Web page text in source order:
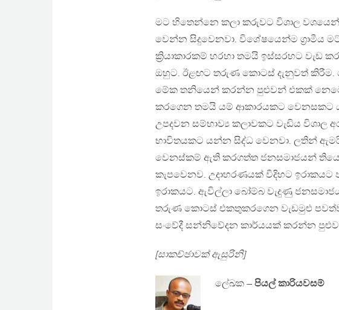
මට හිතෙන්නෙ කලා කරුවට විශාල වශයෙන්
වෙන්න සිදුවෙනවා. විශේෂයෙන්ම ග්‍රාමීය
ක්‍රියාකාරකම් හරහා තමයි ඉස්සරහට
ඔහුට. ඊළඟට තරුණ කොටස් දැනුවත් කිරීම.
මේක තනියෙන් කරන්න පුළුවන් එකක්
කරගෙන තමයි යම් ආකාරයකට වෙනසකට
උපදවන සම්භාව්‍ය කලාවකට වැඩිය විශාල
භාවිතයකට යන්න සිද්ධ වෙනවා. ලතින්
වෙනස්කම් ඇති කරගත්ත ජනසමාජයන්
කැපවෙනව. උදාහරණයක් විදිහට ඉරාකයට
ඉරාකයට. ඇවිල්ලා බෝම්බ වැදුණු
තරුණ කොටස් එකතුකරගෙන වැඩමුළු
සංවේදී සන්නිවේදන කාර්යයක් කරන්න
[සාකච්ඡාවක් ඇසුරිනි]
ලේඛක – පියල් කාරියවසම්